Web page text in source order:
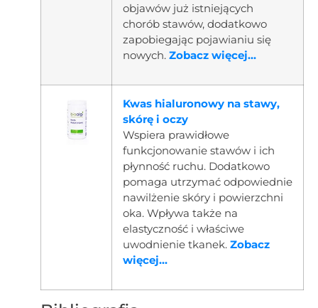
objawów już istniejących
chorób stawów, dodatkowo
zapobiegając pojawianiu się
nowych. Zobacz więcej...
Kwas hialuronowy na stawy,
skórę i oczy
Wspiera prawidłowe
funkcjonowanie stawów i ich
płynność ruchu. Dodatkowo
pomaga utrzymać odpowiednie
nawilżenie skóry i powierzchni
oka. Wpływa także na
elastyczność i właściwe
uwodnienie tkanek. Zobacz
więcej...